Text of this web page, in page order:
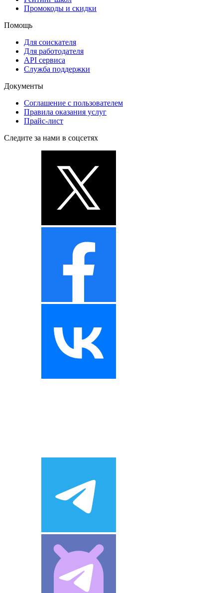
Промокоды и скидки
Помощь
Для соискателя
Для работодателя
API сервиса
Служба поддержки
Документы
Соглашение с пользователем
Правила оказания услуг
Прайс-лист
Следите за нами в соцсетях